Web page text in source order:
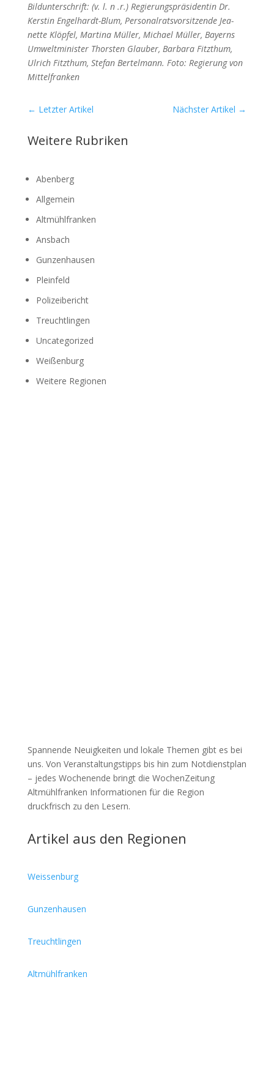
Bild­un­ter­schrift: (v. l. n .r.) Regie­rungs­prä­si­den­tin Dr.
Kers­tin Engel­hardt-Blum, Per­so­nal­rats­vor­sit­zen­de Jea­
nette Klöp­fel, Mar­ti­na Mül­ler, Micha­el Mül­ler, Bay­erns
Umwelt­mi­nis­ter Thors­ten Glau­ber, Bar­ba­ra Fitzt­hum,
Ulrich Fitzt­hum, Ste­fan Ber­tel­mann. Foto: Regie­rung von
Mit­tel­fran­ken
← Letzter Artikel Nächster Artikel →
Weitere Rubriken
Abenberg
Allgemein
Altmühlfranken
Ansbach
Gunzenhausen
Pleinfeld
Polizeibericht
Treuchtlingen
Uncategorized
Weißenburg
Weitere Regionen
Spannende Neuigkeiten und lokale Themen gibt es bei
uns. Von Veranstaltungstipps bis hin zum Notdienstplan
– jedes Wochenende bringt die WochenZeitung
Altmühlfranken Informationen für die Region
druckfrisch zu den Lesern.
Artikel aus den Regionen
Weissenburg
Gunzenhausen
Treuchtlingen
Altmühlfranken